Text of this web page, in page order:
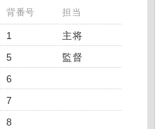
背番号 担当
1
主将
5
監督
6
7
8